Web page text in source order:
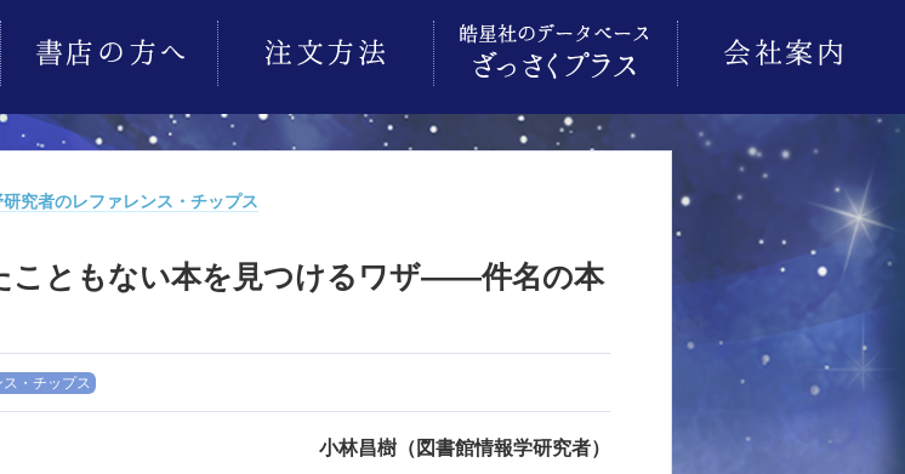
究者のレファレンス・チップス
ともない本を見つけるワザ――件名の本
・チップス
小林昌樹（図書館情報学研究者）